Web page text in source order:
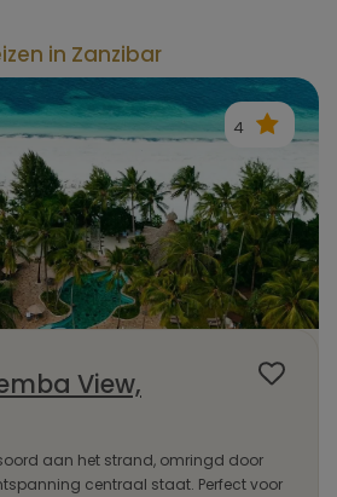
in Zanzibar
4
View,
aan het strand, omringd door
centraal staat. Perfect voor